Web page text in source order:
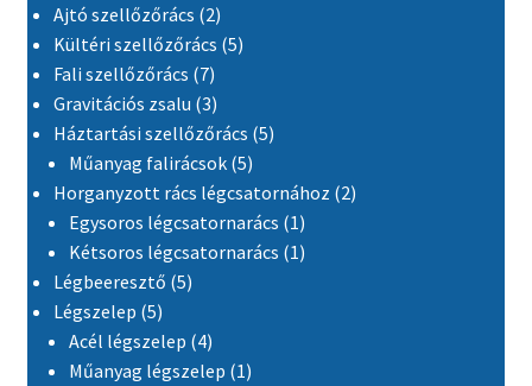
Ajtó szellőzőrács 22 termék
Kültéri szellőzőrács 55 termék
Fali szellőzőrács 77 termék
Gravitációs zsalu 33 termék
Háztartási szellőzőrács 55 termék
Műanyag falirácsok 55 termék
Horganyzott rács légcsatornához 22 termék
Egysoros légcsatornarács 11 termék
Kétsoros légcsatornarács 11 termék
Légbeeresztő 55 termék
Légszelep 55 termék
Acél légszelep 44 termék
Műanyag légszelep 11 termék